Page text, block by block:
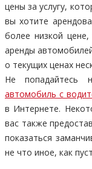
цены за услугу,
вы хотите
более низкой
аренды
о текущих ценах
Не попадайтесь
автомобиль с
в Интернете.
вас также
показаться
не что иное, как